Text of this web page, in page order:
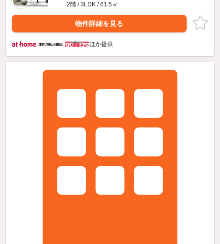
2階 / 3LDK / 61.5㎡
物件詳細を見る
ほか提供